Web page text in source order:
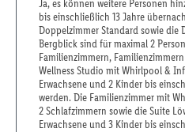
Ja, es können weitere Personen
bis einschließlich 13 Jahre
Doppelzimmer Standard sowie die
Bergblick sind für maximal 2
Familienzimmern,
Wellness Studio mit Whirlpool &
Erwachsene und 2 Kinder bis
werden. Die Familienzimmer mit
2 Schlafzimmern sowie die Suite
Erwachsene und 3 Kinder bis